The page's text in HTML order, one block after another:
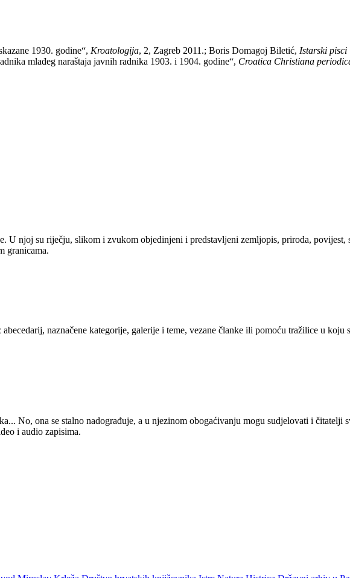
1930. godine“, Kroatologija, 2, Zagreb 2011.; Boris Domagoj Biletić, Istarski pisci
mlađeg naraštaja javnih radnika 1903. i 1904. godine“, Croatica Christiana
U njoj su riječju, slikom i zvukom objedinjeni i predstavljeni zemljopis, priroda, povijest,
granicama.
naznačene kategorije, galerije i teme, vezane članke ili pomoću tražilice u koju
No, ona se stalno nadograđuje, a u njezinom obogaćivanju mogu sudjelovati i čitatelji
i audio zapisima.